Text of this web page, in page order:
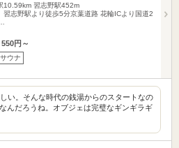
10.59km 習志野駅452m
志野駅より徒歩5分京葉道路 花輪ICより国道2
円～
サウナ
い。そんな時代の銭湯からのスタートなの
んだろうね。オブジェは完璧なギンギラギ